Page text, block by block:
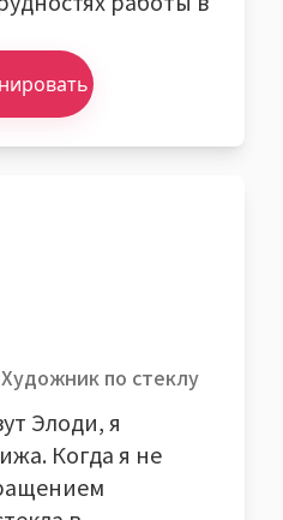
Художник по стеклу
Элоди, я
Когда я не